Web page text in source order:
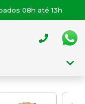
08h até 13h